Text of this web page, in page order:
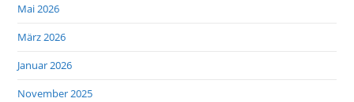
Mai 2026
März 2026
Januar 2026
November 2025